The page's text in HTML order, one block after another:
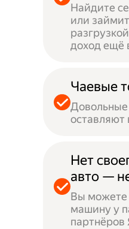
Найдите
или
доход ещё
Чаевые
оставляют
Нет
авто —
Вы можете
машину у
партнёров